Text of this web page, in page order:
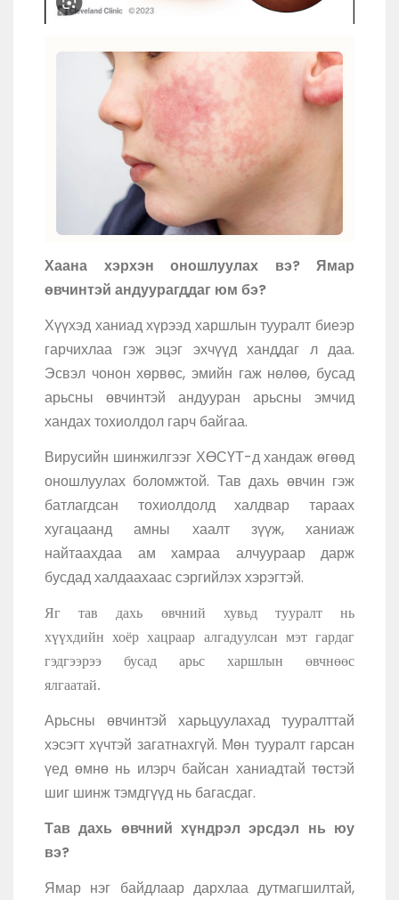
Хаана хэрхэн оношлуулах вэ? Ямар
өвчинтэй андуурагддаг юм бэ?
Хүүхэд ханиад хүрээд харшлын тууралт биеэр
гарчихлаа гэж эцэг эхчүүд ханддаг л даа.
Эсвэл чонон хөрвөс, эмийн гаж нөлөө, бусад
арьсны өвчинтэй андууран арьсны эмчид
хандах тохиолдол гарч байгаа.
Вирусийн шинжилгээг ХӨСҮТ-д хандаж өгөөд
оношлуулах боломжтой. Тав дахь өвчин гэж
батлагдсан тохиолдолд халдвар тараах
хугацаанд амны хаалт зүүж, ханиаж
найтаахдаа ам хамраа алчуураар дарж
бусдад халдаахаас сэргийлэх хэрэгтэй.
Яг тав дахь өвчний хувьд тууралт нь
хүүхдийн хоёр хацраар алгадуулсан мэт гардаг
гэдгээрээ бусад арьс харшлын өвчнөөс
ялгаатай.
Арьсны өвчинтэй харьцуулахад тууралттай
хэсэгт хүчтэй загатнахгүй. Мөн тууралт гарсан
үед өмнө нь илэрч байсан ханиадтай төстэй
шиг шинж тэмдгүүд нь багасдаг.
Тав дахь өвчний хүндрэл эрсдэл нь юу
вэ?
Ямар нэг байдлаар дархлаа дутмагшилтай,